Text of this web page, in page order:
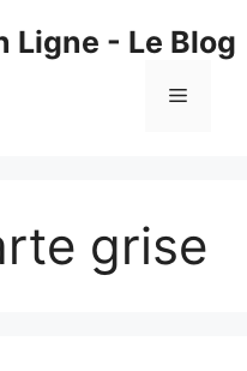
Ligne - Le Blog
Menu
grise